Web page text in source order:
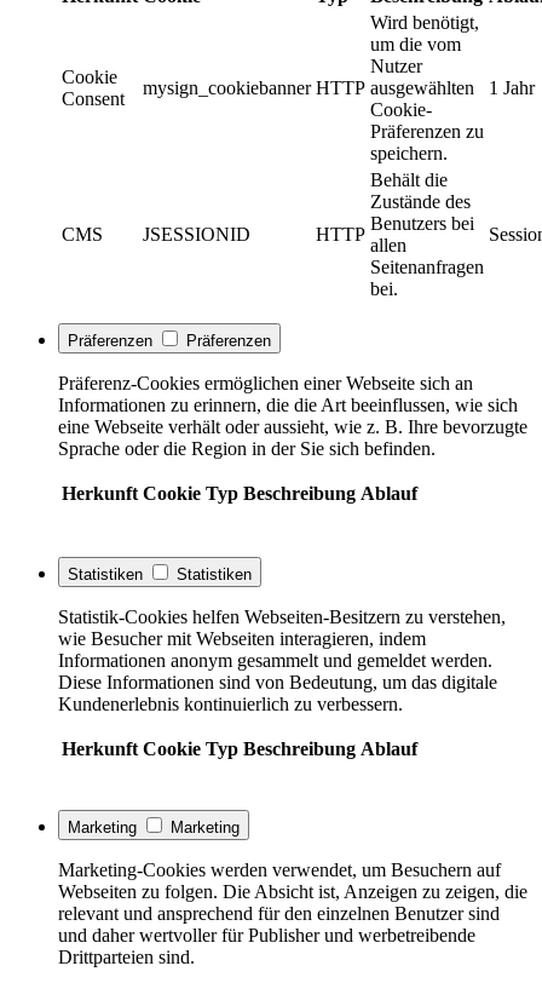
Cookie
Consent
mysign_cookiebanner HTTP
Wird benötigt,
um die vom
Nutzer
ausgewählten
Cookie-
Präferenzen zu
speichern.
1 Jahr
CMS JSESSIONID HTTP
Behält die
Zustände des
Benutzers bei
allen
Seitenanfragen
bei.
Präferenzen Präferenzen
Präferenz-Cookies ermöglichen einer Webseite sich an
Informationen zu erinnern, die die Art beeinflussen, wie sich
eine Webseite verhält oder aussieht, wie z. B. Ihre bevorzugte
Sprache oder die Region in der Sie sich befinden.
Herkunft Cookie Typ Beschreibung Ablauf
Statistiken Statistiken
Statistik-Cookies helfen Webseiten-Besitzern zu verstehen,
wie Besucher mit Webseiten interagieren, indem
Informationen anonym gesammelt und gemeldet werden.
Diese Informationen sind von Bedeutung, um das digitale
Kundenerlebnis kontinuierlich zu verbessern.
Herkunft Cookie Typ Beschreibung Ablauf
Marketing Marketing
Marketing-Cookies werden verwendet, um Besuchern auf
Webseiten zu folgen. Die Absicht ist, Anzeigen zu zeigen, die
relevant und ansprechend für den einzelnen Benutzer sind
und daher wertvoller für Publisher und werbetreibende
Drittparteien sind.